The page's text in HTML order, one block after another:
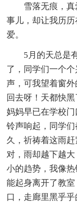
雪落无痕，真
事儿，却让我历
爱。
5月的天总是有
了，同学们一个
声，可我望着窗
回去呀！天都快
妈妈早已在学校
铃声响起，同学
久，祈祷着这雨
对，雨却越下越
小的趋势，我像
能起身离开了教
口，走廊里黑乎